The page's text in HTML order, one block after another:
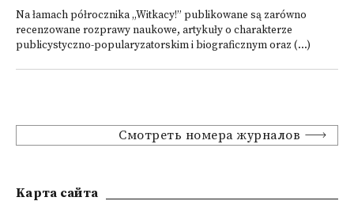
Na łamach półrocznika „Witkacy!” publikowane są zarówno
recenzowane rozprawy naukowe, artykuły o charakterze
publicystyczno-popularyzatorskim i biograficznym oraz (...)
Смотреть номера журналов
Kарта сайта